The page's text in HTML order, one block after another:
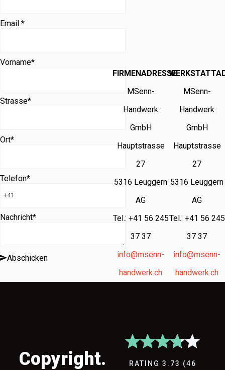
Email *
Vorname*
Strasse*
Ort*
Telefon*
Nachricht*
Abschicken
FIRMENADRESSE
MSenn-
Handwerk
GmbH
Hauptstrasse
27
5316 Leuggern
AG
Tel.: +41 56 245
37 37
info@msenn-
handwerk.ch
MSenn-
Handwerk
GmbH
Hauptstrasse
27
5316 Leuggern
AG
Tel.: +41 56 245
37 37
info@msenn-
handwerk.ch
Copyright. RATING 3.73 (46